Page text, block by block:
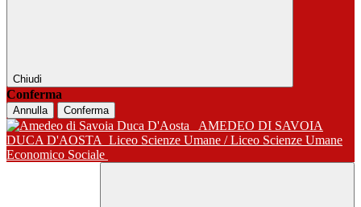
Chiudi
Conferma
Annulla Conferma
AMEDEO DI SAVOIA
DUCA D'AOSTA Liceo Scienze Umane / Liceo Scienze Umane
Economico Sociale